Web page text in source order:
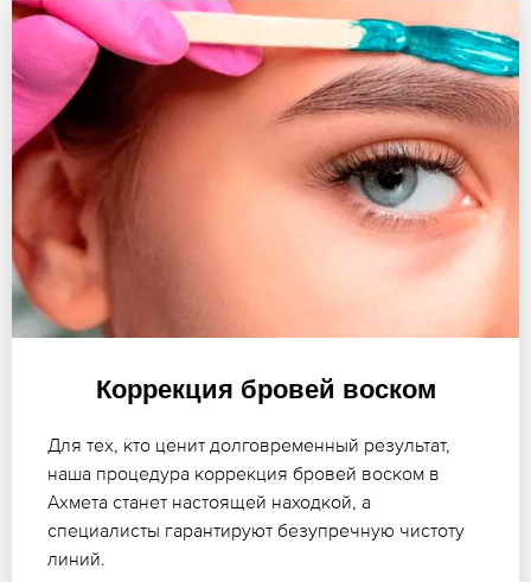
Коррекция бровей воском
Для тех, кто ценит долговременный результат,
наша процедура коррекция бровей воском в
Ахмета станет настоящей находкой, а
специалисты гарантируют безупречную чистоту
линий.